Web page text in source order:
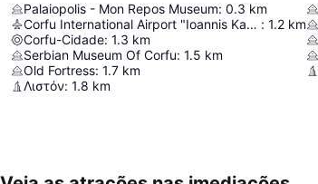
Palaiopolis - Mon Repos Museum: 0.3 km
Corfu International Airport "Ioannis Kapodistrias" : 1.2 km
Corfu-Cidade: 1.3 km
Serbian Museum Of Corfu: 1.5 km
Old Fortress: 1.7 km
Λιστόν: 1.8 km